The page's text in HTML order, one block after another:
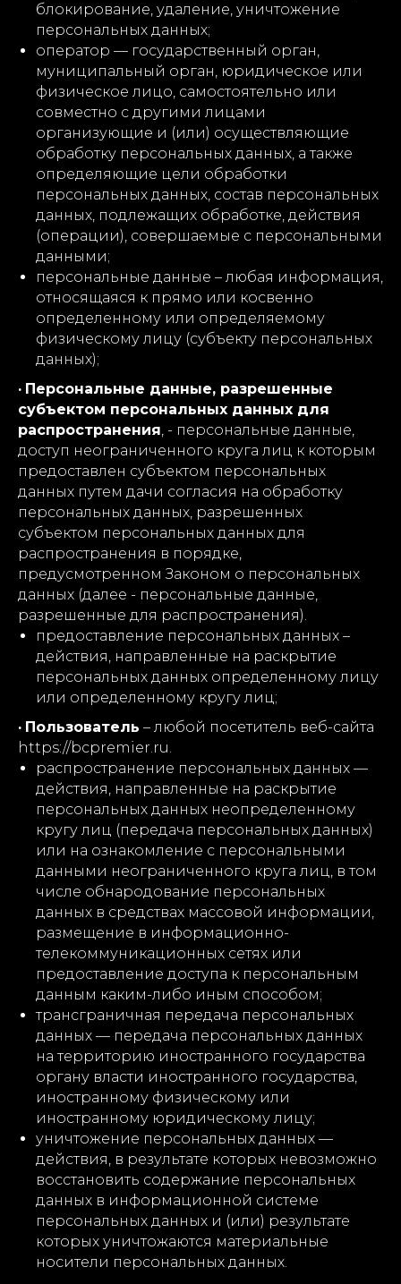
блокирование, удаление, уничтожение
персональных данных;
оператор — государственный орган,
муниципальный орган, юридическое или
физическое лицо, самостоятельно или
совместно с другими лицами
организующие и (или) осуществляющие
обработку персональных данных, а также
определяющие цели обработки
персональных данных, состав персональных
данных, подлежащих обработке, действия
(операции), совершаемые с персональными
данными;
персональные данные – любая информация,
относящаяся к прямо или косвенно
определенному или определяемому
физическому лицу (субъекту персональных
данных);
· Персональные данные, разрешенные
субъектом персональных данных для
распространения, - персональные данные,
доступ неограниченного круга лиц к которым
предоставлен субъектом персональных
данных путем дачи согласия на обработку
персональных данных, разрешенных
субъектом персональных данных для
распространения в порядке,
предусмотренном Законом о персональных
данных (далее - персональные данные,
разрешенные для распространения).
предоставление персональных данных –
действия, направленные на раскрытие
персональных данных определенному лицу
или определенному кругу лиц;
· Пользователь – любой посетитель веб-сайта
https://bcpremier.ru.
распространение персональных данных —
действия, направленные на раскрытие
персональных данных неопределенному
кругу лиц (передача персональных данных)
или на ознакомление с персональными
данными неограниченного круга лиц, в том
числе обнародование персональных
данных в средствах массовой информации,
размещение в информационно-
телекоммуникационных сетях или
предоставление доступа к персональным
данным каким-либо иным способом;
трансграничная передача персональных
данных — передача персональных данных
на территорию иностранного государства
органу власти иностранного государства,
иностранному физическому или
иностранному юридическому лицу;
уничтожение персональных данных —
действия, в результате которых невозможно
восстановить содержание персональных
данных в информационной системе
персональных данных и (или) результате
которых уничтожаются материальные
носители персональных данных.